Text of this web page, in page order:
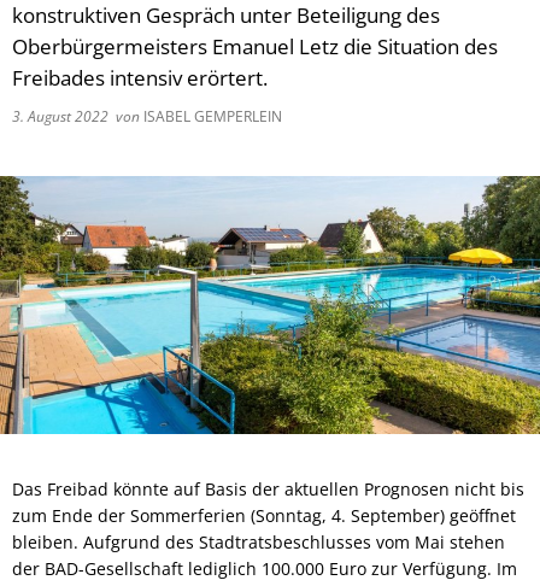
konstruktiven Gespräch unter Beteiligung des
Oberbürgermeisters Emanuel Letz die Situation des
Freibades intensiv erörtert.
3. August 2022 von ISABEL GEMPERLEIN
Das Freibad könnte auf Basis der aktuellen Prognosen nicht bis
zum Ende der Sommerferien (Sonntag, 4. September) geöffnet
bleiben. Aufgrund des Stadtratsbeschlusses vom Mai stehen
der BAD-Gesellschaft lediglich 100.000 Euro zur Verfügung. Im